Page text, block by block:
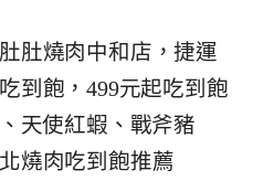
肚燒肉中和店，捷運
到飽，499元起吃到飽
天使紅蝦、戰斧豬
燒肉吃到飽推薦